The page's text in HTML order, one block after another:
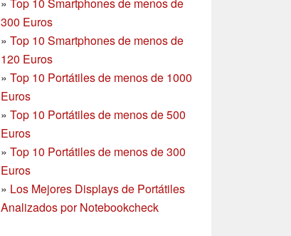
300 Euros
» Top 10 Smartphonesde menos de
120 Euros
» Top 10 Portátiles de menos de 1000
Euros
» Top 10 Portátiles de menos de 500
Euros
» Top 10 Portátiles de menos de 300
Euros
» Los Mejores Displays de Portátiles
Analizados por Notebookcheck